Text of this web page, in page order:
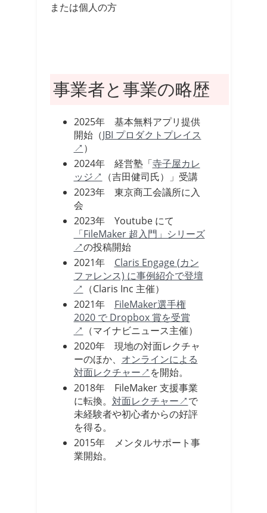
または個人の方
事業者と事業の略歴
2025年 基本無料アプリ提供
開始（JBI プロダクトプレイス
↗ ）
2024年 経営塾「寺子屋カレ
ッジ↗ （吉田健司氏）」受講
2023年 東京商工会議所に入
会
2023年 Youtube にて
「FileMaker 超入門」シリーズ
↗の投稿開始
2021年 Claris Engage (カン
ファレンス) に事例紹介で登壇
↗ （Claris Inc 主催）
2021年 FileMaker選手権
2020 で Dropbox 賞を受賞
↗ （マイナビニュース主催）
2020年 現地の対面レクチャ
ーのほか、 オンラインによる
対面レクチャー↗ を開始。
2018年 FileMaker 支援事業
に転換。 対面レクチャー↗で
未経験者や初心者からの好評
を得る。
2015年 メンタルサポート事
業開始。